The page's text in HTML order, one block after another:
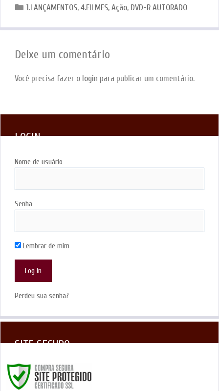
Categorias
1.LANÇAMENTOS,4.FILMES,Ação, DVD-R AUTORADO
Deixe um comentário
Você precisa fazer o login para publicar um comentário.
LOGIN
Nome de usuário
Senha
Lembrar de mim
Perdeu sua senha?
SITE SEGURO